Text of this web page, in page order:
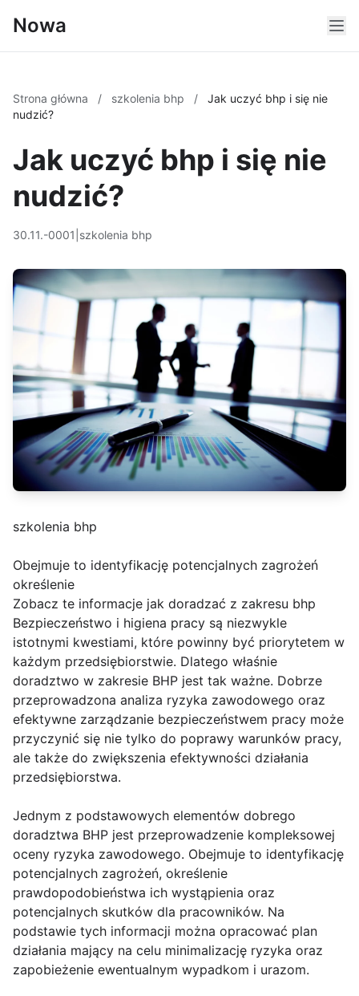
Nowa
Strona główna / szkolenia bhp /
Jak uczyć bhp i się nie
nudzić?
Jak uczyć bhp i się nie
nudzić?
30.11.-0001 szkolenia bhp
szkolenia bhp
Obejmuje to identyfikację potencjalnych zagrożeń
określenie
Zobacz te informacje jak doradzać z zakresu bhp
Bezpieczeństwo i higiena pracy są niezwykle
istotnymi kwestiami, które powinny być priorytetem w
każdym przedsiębiorstwie. Dlatego właśnie
doradztwo w zakresie BHP jest tak ważne. Dobrze
przeprowadzona analiza ryzyka zawodowego oraz
efektywne zarządzanie bezpieczeństwem pracy może
przyczynić się nie tylko do poprawy warunków pracy,
ale także do zwiększenia efektywności działania
przedsiębiorstwa.
Jednym z podstawowych elementów dobrego
doradztwa BHP jest przeprowadzenie kompleksowej
oceny ryzyka zawodowego. Obejmuje to identyfikację
potencjalnych zagrożeń, określenie
prawdopodobieństwa ich wystąpienia oraz
potencjalnych skutków dla pracowników. Na
podstawie tych informacji można opracować plan
działania mający na celu minimalizację ryzyka oraz
zapobieżenie ewentualnym wypadkom i urazom.